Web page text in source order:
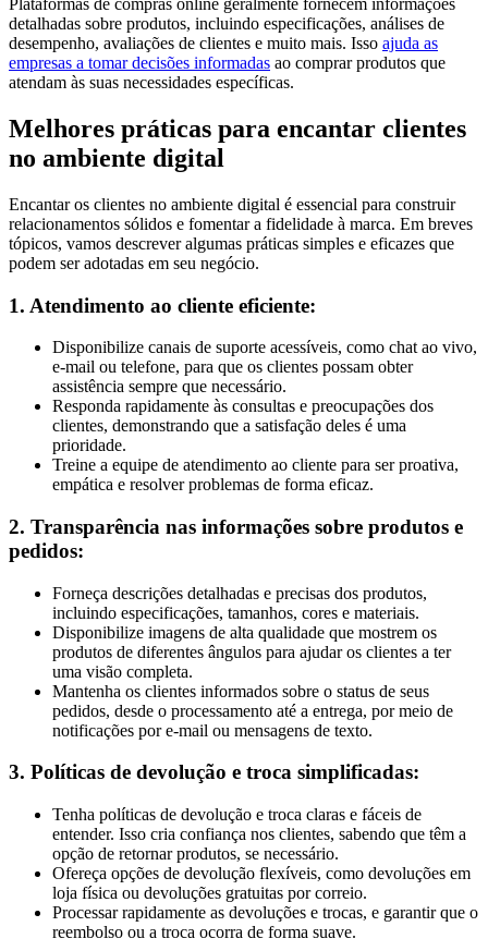
Plataformas de compras online geralmente fornecem informações
detalhadas sobre produtos, incluindo especificações, análises de
desempenho, avaliações de clientes e muito mais. Isso ajuda as
empresas a tomar decisões informadas ao comprar produtos que
atendam às suas necessidades específicas.
Melhores práticas para encantar clientes
no ambiente digital
Encantar os clientes no ambiente digital é essencial para construir
relacionamentos sólidos e fomentar a fidelidade à marca. Em breves
tópicos, vamos descrever algumas práticas simples e eficazes que
podem ser adotadas em seu negócio.
1. Atendimento ao cliente eficiente:
Disponibilize canais de suporte acessíveis, como chat ao vivo,
e-mail ou telefone, para que os clientes possam obter
assistência sempre que necessário.
Responda rapidamente às consultas e preocupações dos
clientes, demonstrando que a satisfação deles é uma
prioridade.
Treine a equipe de atendimento ao cliente para ser proativa,
empática e resolver problemas de forma eficaz.
2. Transparência nas informações sobre produtos e
pedidos:
Forneça descrições detalhadas e precisas dos produtos,
incluindo especificações, tamanhos, cores e materiais.
Disponibilize imagens de alta qualidade que mostrem os
produtos de diferentes ângulos para ajudar os clientes a ter
uma visão completa.
Mantenha os clientes informados sobre o status de seus
pedidos, desde o processamento até a entrega, por meio de
notificações por e-mail ou mensagens de texto.
3. Políticas de devolução e troca simplificadas:
Tenha políticas de devolução e troca claras e fáceis de
entender. Isso cria confiança nos clientes, sabendo que têm a
opção de retornar produtos, se necessário.
Ofereça opções de devolução flexíveis, como devoluções em
loja física ou devoluções gratuitas por correio.
Processar rapidamente as devoluções e trocas, e garantir que o
reembolso ou a troca ocorra de forma suave.